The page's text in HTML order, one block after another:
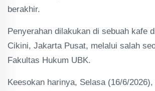
berakhir.
Penyerahan dilakukan di sebuah kafe
Cikini, Jakarta Pusat, melalui salah
Fakultas Hukum UBK.
Keesokan harinya, Selasa (16/6/